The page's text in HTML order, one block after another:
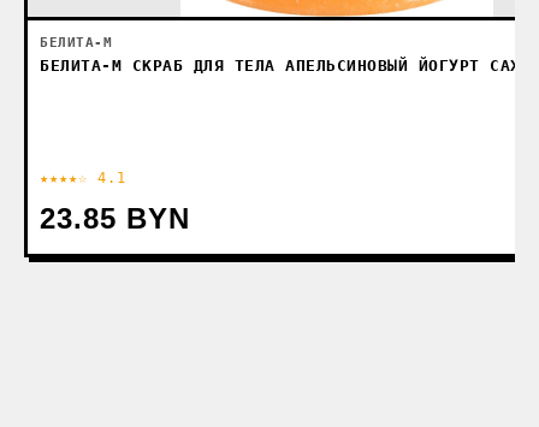
БЕЛИТА-М
БЕЛИТА-М СКРАБ ДЛЯ ТЕЛА АПЕЛЬСИНОВЫЙ ЙОГУРТ
★★★★☆ 4.1
23.85 BYN